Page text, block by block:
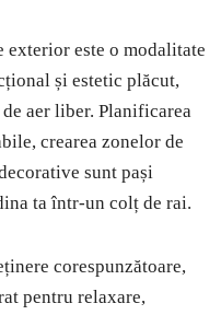
este o modalitate
și estetic plăcut,
aer liber. Planificarea
crearea zonelor de
sunt pași
ta într-un colț de rai.
corespunzătoare,
pentru relaxare,